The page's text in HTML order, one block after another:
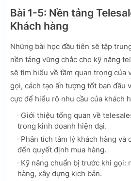
Bài 1-5: Nền tảng
Khách hàng
Những bài học đầu tiên sẽ tập
nền tảng vững chắc cho kỹ năng
sẽ tìm hiểu về tầm quan trọng của
gọi, cách tạo ấn tượng tốt ban đầu
cực để hiểu rõ nhu cầu của khách
Giới thiệu tổng quan về
trong kinh doanh hiện đại.
Phân tích tâm lý khách hàng và
đến quyết định mua hàng.
Kỹ năng chuẩn bị trước khi gọi:
hàng, xây dựng kịch bản.